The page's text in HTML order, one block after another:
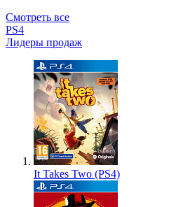
Смотреть все
PS4
Лидеры продаж
It Takes Two (PS4)